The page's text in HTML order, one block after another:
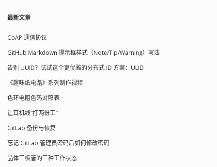
最新文章
CoAP 通信协议
GitHub Markdown 提示框样式（Note/Tip/Warning）写法
告别 UUID？试试这个更优雅的分布式 ID 方案：ULID
《趣味纸电路》系列制作视频
色环电阻色码对照表
让耳机线“打两份工”
GitLab 备份与恢复
忘记 GitLab 管理员密码后如何修改密码
晶体三极管的三种工作状态